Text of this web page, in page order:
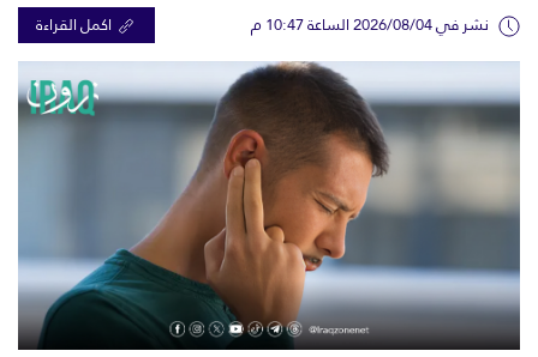
نشر في 2026/08/04 الساعة 10:47 م اكمل القراءة